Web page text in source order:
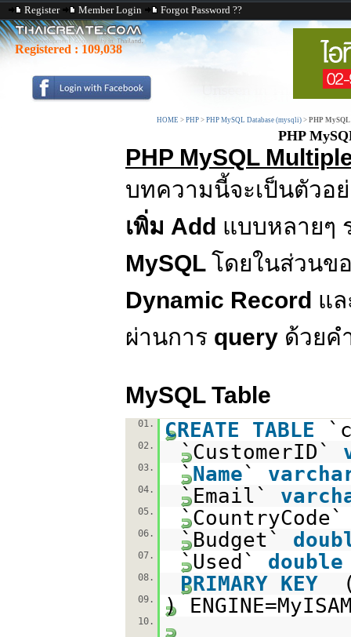
Register Member Login Forgot Password ??
Registered : 109,038
HOME > PHP > PHP MySQL Database (mysqli) > PHP
PHP
PHP MySQL
บทความนี้จะเป็นตัวอ
เพิ่ม Add แบบหลายๆ
MySQL โดยในส่วนข
Dynamic Record แ
ผ่านการ query ด้วยค
MySQL Table
01. CREATE TABLE
02. `CustomerID`
03. `Name`
04. `Email`
05.
06. `Budget`
07. `Used` double
08. PRIMARY KEY
09. )
10.